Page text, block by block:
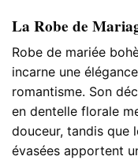
La Robe de
Robe de mariée
incarne une
romantisme. Son
en dentelle florale
douceur, tandis que
évasées apportent